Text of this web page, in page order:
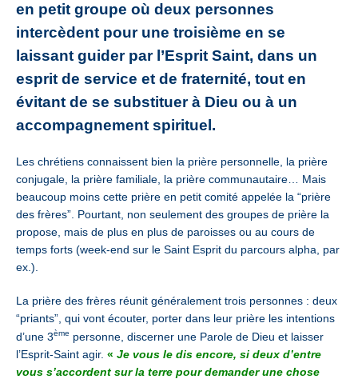
en petit groupe où deux personnes
intercèdent pour une troisième en se
laissant guider par l’Esprit Saint, dans un
esprit de service et de fraternité, tout en
évitant de se substituer à Dieu ou à un
accompagnement spirituel.
Les chrétiens connaissent bien la prière personnelle, la prière
conjugale, la prière familiale, la prière communautaire… Mais
beaucoup moins cette prière en petit comité appelée la “prière
des frères”. Pourtant, non seulement des groupes de prière la
propose, mais de plus en plus de paroisses ou au cours de
temps forts (week-end sur le Saint Esprit du parcours alpha, par
ex.).
La prière des frères réunit généralement trois personnes : deux
“priants”, qui vont écouter, porter dans leur prière les intentions
d’une 3ème personne, discerner une Parole de Dieu et laisser
l’Esprit-Saint agir. « Je vous le dis encore, si deux d’entre
vous s’accordent sur la terre pour demander une chose